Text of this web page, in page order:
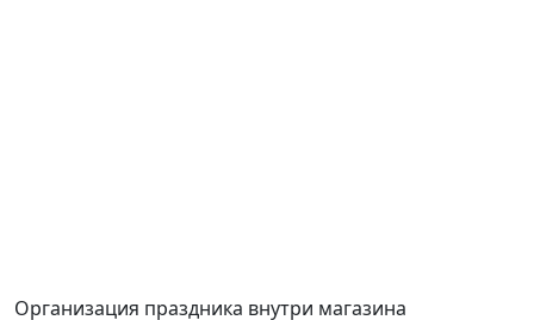
Организация праздника внутри магазина